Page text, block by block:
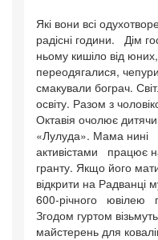
Які вони всі
радісні години. Дім
ньому кишіло від
переодягалися,
смакували бограч.
освіту. Разом з
Октавія очолює
«Лулуда». Мама нині
активістами працює
гранту. Якщо його
відкрити на Радванці
600-річного ювілею
Згодом гуртом
майстерень для